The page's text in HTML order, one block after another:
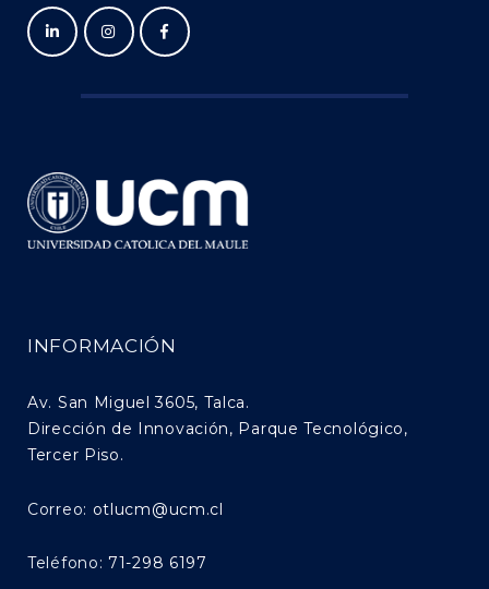
INFORMACIÓN
Av. San Miguel 3605, Talca.
Dirección de Innovación, Parque Tecnológico,
Tercer Piso.
Correo: otlucm@ucm.cl
Teléfono: 71-298 6197